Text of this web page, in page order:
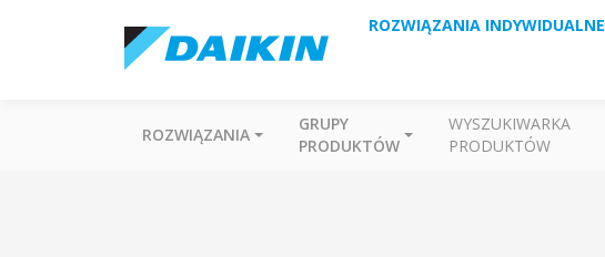
ROZWIĄZANIA INDYWIDUALNE
ROZWIĄZANIA
GRUPY
PRODUKTÓW
WYSZUKIWARKA
PRODUKTÓW